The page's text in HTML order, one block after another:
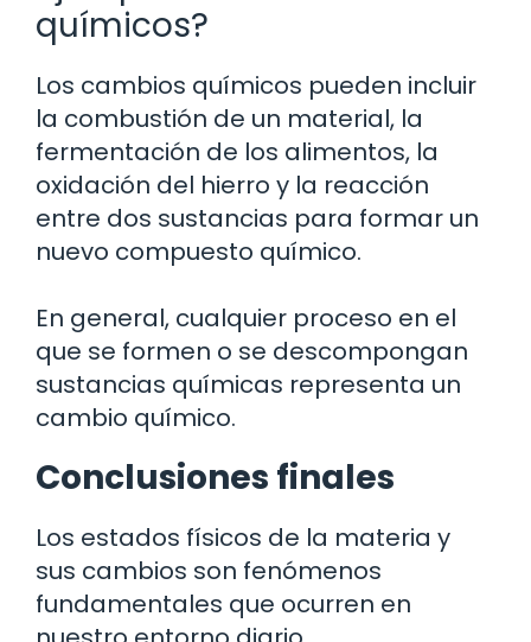
químicos?
Los cambios químicos pueden incluir
la combustión de un material, la
fermentación de los alimentos, la
oxidación del hierro y la reacción
entre dos sustancias para formar un
nuevo compuesto químico.
En general, cualquier proceso en el
que se formen o se descompongan
sustancias químicas representa un
cambio químico.
Conclusiones finales
Los estados físicos de la materia y
sus cambios son fenómenos
fundamentales que ocurren en